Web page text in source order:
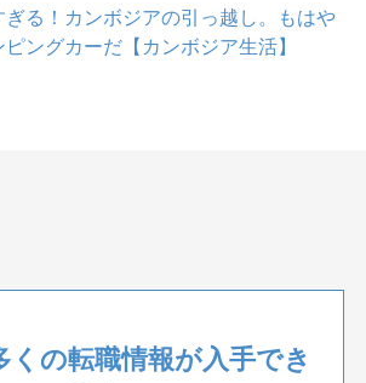
ぎる！カンボジアの引っ越し。もはや
ピングカーだ【カンボジア生活】
くの転職情報が入手でき